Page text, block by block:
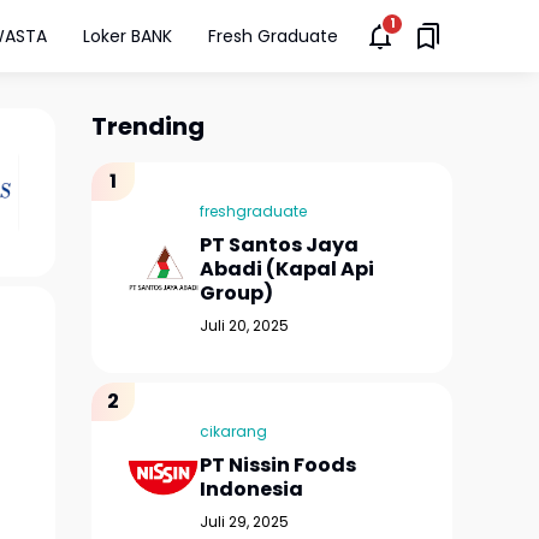
Loker BANK Fresh Graduate
Trending
freshgraduate
PT Santos Jaya
Abadi (Kapal Api
Group)
Juli 20, 2025
cikarang
PT Nissin Foods
Indonesia
Juli 29, 2025